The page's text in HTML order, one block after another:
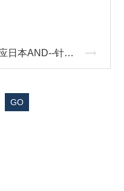
SPN-20-D1供应日本AND--针式称重传感器 SPN系列